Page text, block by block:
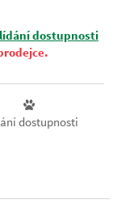
dostupnosti
dostupnosti